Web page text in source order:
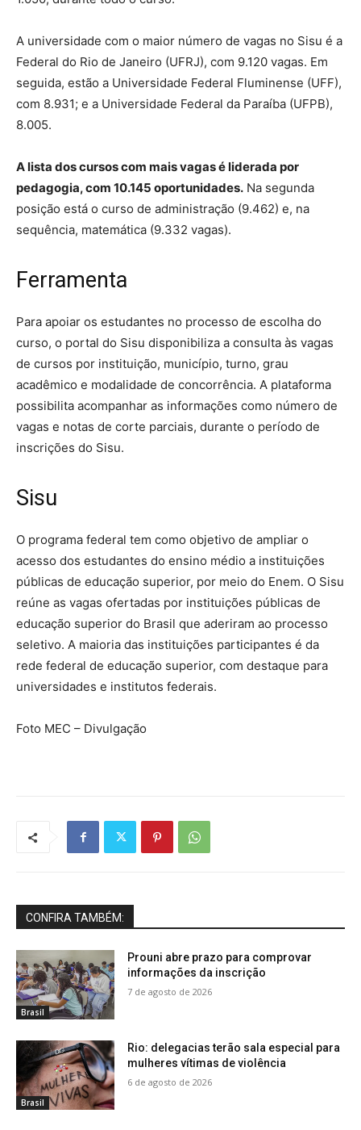
A universidade com o maior número de vagas no Sisu é a
Federal do Rio de Janeiro (UFRJ), com 9.120 vagas. Em
seguida, estão a Universidade Federal Fluminense (UFF),
com 8.931; e a Universidade Federal da Paraíba (UFPB),
8.005.
A lista dos cursos com mais vagas é liderada por
pedagogia, com 10.145 oportunidades. Na segunda
posição está o curso de administração (9.462) e, na
sequência, matemática (9.332 vagas).
Ferramenta
Para apoiar os estudantes no processo de escolha do
curso, o portal do Sisu disponibiliza a consulta às vagas
de cursos por instituição, município, turno, grau
acadêmico e modalidade de concorrência. A plataforma
possibilita acompanhar as informações como número de
vagas e notas de corte parciais, durante o período de
inscrições do Sisu.
Sisu
O programa federal tem como objetivo de ampliar o
acesso dos estudantes do ensino médio a instituições
públicas de educação superior, por meio do Enem. O Sisu
reúne as vagas ofertadas por instituições públicas de
educação superior do Brasil que aderiram ao processo
seletivo. A maioria das instituições participantes é da
rede federal de educação superior, com destaque para
universidades e institutos federais.
Foto MEC – Divulgação
CONFIRA TAMBÉM:
Brasil
Prouni abre prazo para comprovar
informações da inscrição
7 de agosto de 2026
Brasil
Rio: delegacias terão sala especial para
mulheres vítimas de violência
6 de agosto de 2026